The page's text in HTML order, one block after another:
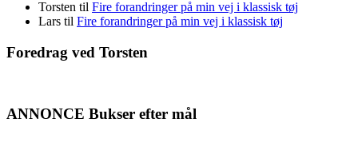
Torsten til Fire forandringer på min vej i klassisk tøj
Lars til Fire forandringer på min vej i klassisk tøj
Foredrag ved Torsten
ANNONCE Bukser efter mål